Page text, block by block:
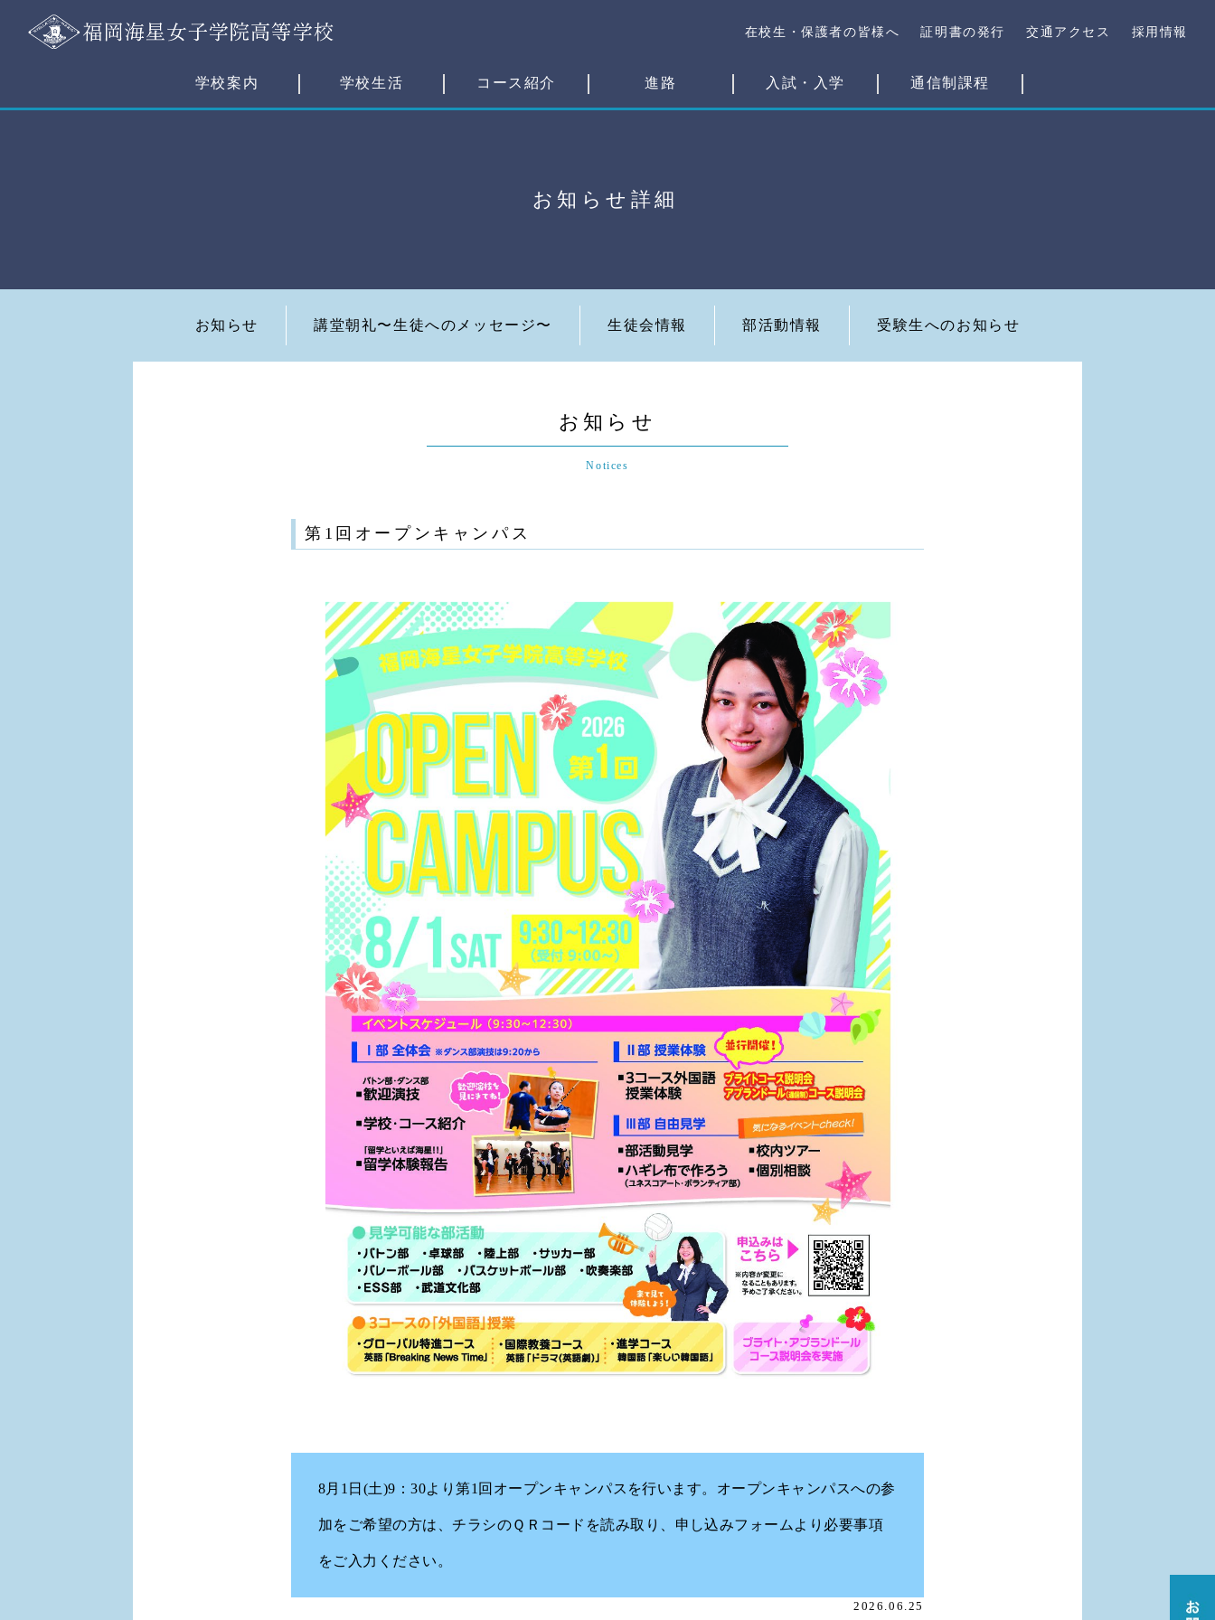
在校生・保護者の皆様へ 証明書の発行 交通アクセス 採用情報
学校案内 学校生活 コース紹介 進路 入試・入学 通信制課程
お知らせ詳細
お知らせ 講堂朝礼〜生徒へのメッセージ〜 生徒会情報 部活動情報 受験生へのお知らせ
お知らせ
Notices
第1回オープンキャンパス
8月1日(土)9：30より第1回オープンキャンパスを行います。オープンキャンパスへの参
加をご希望の方は、チラシのＱＲコードを読み取り、申し込みフォームより必要事項
をご入力ください。
2026.06.25